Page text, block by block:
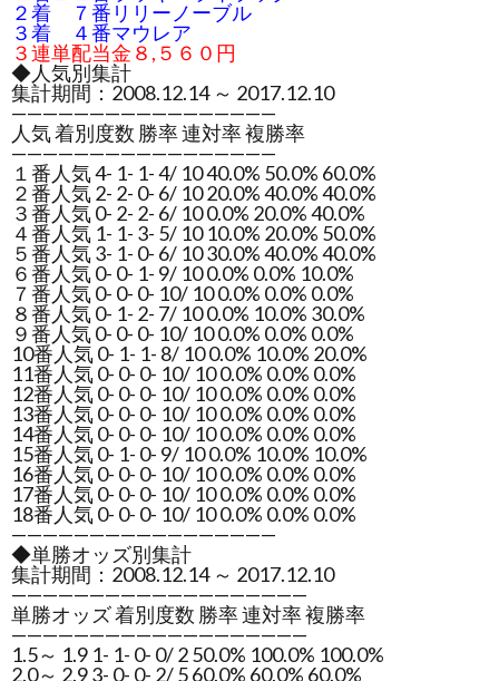
２着 ７番リリーノーブル
３着 ４番マウレア
３連単配当金８,５６０円
◆人気別集計
集計期間：2008.12.14 ～ 2017.12.10
—————————————————
人気 着別度数 勝率 連対率 複勝率
—————————————————
１番人気 4- 1- 1- 4/ 10 40.0% 50.0% 60.0%
２番人気 2- 2- 0- 6/ 10 20.0% 40.0% 40.0%
３番人気 0- 2- 2- 6/ 10 0.0% 20.0% 40.0%
４番人気 1- 1- 3- 5/ 10 10.0% 20.0% 50.0%
５番人気 3- 1- 0- 6/ 10 30.0% 40.0% 40.0%
６番人気 0- 0- 1- 9/ 10 0.0% 0.0% 10.0%
７番人気 0- 0- 0- 10/ 10 0.0% 0.0% 0.0%
８番人気 0- 1- 2- 7/ 10 0.0% 10.0% 30.0%
９番人気 0- 0- 0- 10/ 10 0.0% 0.0% 0.0%
10番人気 0- 1- 1- 8/ 10 0.0% 10.0% 20.0%
11番人気 0- 0- 0- 10/ 10 0.0% 0.0% 0.0%
12番人気 0- 0- 0- 10/ 10 0.0% 0.0% 0.0%
13番人気 0- 0- 0- 10/ 10 0.0% 0.0% 0.0%
14番人気 0- 0- 0- 10/ 10 0.0% 0.0% 0.0%
15番人気 0- 1- 0- 9/ 10 0.0% 10.0% 10.0%
16番人気 0- 0- 0- 10/ 10 0.0% 0.0% 0.0%
17番人気 0- 0- 0- 10/ 10 0.0% 0.0% 0.0%
18番人気 0- 0- 0- 10/ 10 0.0% 0.0% 0.0%
—————————————————
◆単勝オッズ別集計
集計期間：2008.12.14 ～ 2017.12.10
———————————————————
単勝オッズ 着別度数 勝率 連対率 複勝率
———————————————————
1.5～ 1.9 1- 1- 0- 0/ 2 50.0% 100.0% 100.0%
2.0～ 2.9 3- 0- 0- 2/ 5 60.0% 60.0% 60.0%